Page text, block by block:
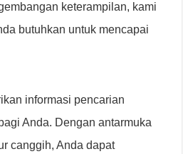
keterampilan, kami
butuhkan untuk mencapai
informasi pencarian
Anda. Dengan antarmuka
canggih, Anda dapat